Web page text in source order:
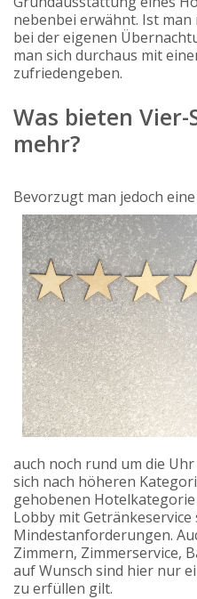
nebenbei erwähnt. Ist
bei der eigenen
man sich durchaus mit
zufriedengeben.
Was bieten
mehr?
Bevorzugt man jedoch eine
auch noch rund um die
sich nach höheren
gehobenen
Lobby mit
Mindestanforderungen.
Zimmern, Zimmerservice,
auf Wunsch sind hier nur
zu erfüllen gilt.